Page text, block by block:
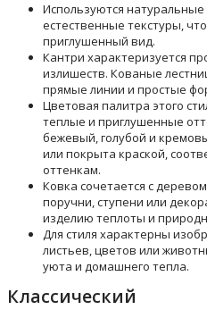
Используются
естественные текстуры,
приглушенный вид.
Кантри характеризуется
излишеств. Кованые
прямые линии и простые
Цветовая палитра этого
теплые и приглушенные
бежевый, голубой и
или покрыта краской,
оттенкам.
Ковка сочетается с
поручни, ступени или
изделию теплоты и
Для стиля характерны
листьев, цветов или
уюта и домашнего тепла.
Классический